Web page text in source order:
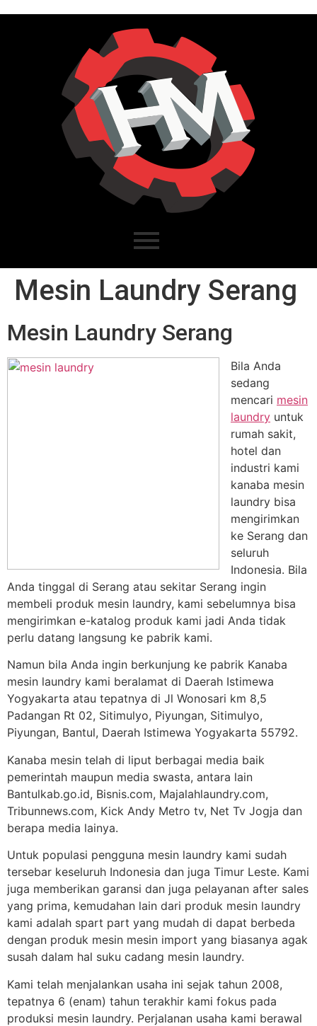
Mesin Laundry Serang
Mesin Laundry Serang
Bila Anda
sedang
mencari mesin
laundry untuk
rumah sakit,
hotel dan
industri kami
kanaba mesin
laundry bisa
mengirimkan
ke Serang dan
seluruh
Indonesia. Bila
Anda tinggal di Serang atau sekitar Serang ingin
membeli produk mesin laundry, kami sebelumnya bisa
mengirimkan e-katalog produk kami jadi Anda tidak
perlu datang langsung ke pabrik kami.
Namun bila Anda ingin berkunjung ke pabrik Kanaba
mesin laundry kami beralamat di Daerah Istimewa
Yogyakarta atau tepatnya di Jl Wonosari km 8,5
Padangan Rt 02, Sitimulyo, Piyungan, Sitimulyo,
Piyungan, Bantul, Daerah Istimewa Yogyakarta 55792.
Kanaba mesin telah di liput berbagai media baik
pemerintah maupun media swasta, antara lain
Bantulkab.go.id, Bisnis.com, Majalahlaundry.com,
Tribunnews.com, Kick Andy Metro tv, Net Tv Jogja dan
berapa media lainya.
Untuk populasi pengguna mesin laundry kami sudah
tersebar keseluruh Indonesia dan juga Timur Leste. Kami
juga memberikan garansi dan juga pelayanan after sales
yang prima, kemudahan lain dari produk mesin laundry
kami adalah spart part yang mudah di dapat berbeda
dengan produk mesin mesin import yang biasanya agak
susah dalam hal suku cadang mesin laundry.
Kami telah menjalankan usaha ini sejak tahun 2008,
tepatnya 6 (enam) tahun terakhir kami fokus pada
produksi mesin laundry. Perjalanan usaha kami berawal